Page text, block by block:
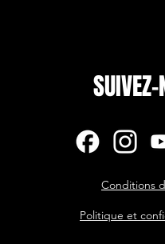
Conditions
Politique et